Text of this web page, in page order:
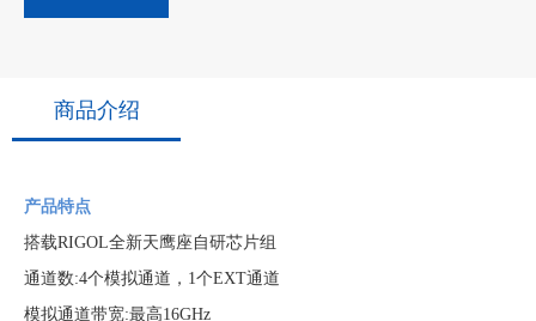
商品介绍
产品特点
搭载RIGOL全新天鹰座自研芯片组
通道数:4个模拟通道，1个EXT通道
模拟通道带宽:最高16GHz